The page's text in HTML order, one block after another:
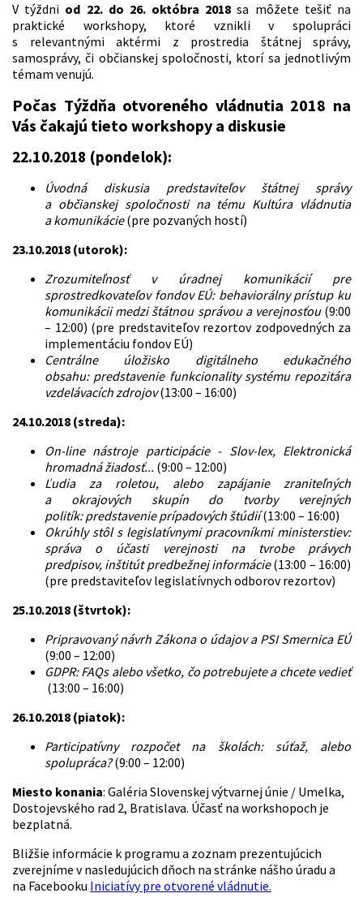
V týždni od 22. do 26. októbra 2018 sa môžete tešiť na
praktické workshopy, ktoré vznikli v spolupráci
s relevantnými aktérmi z prostredia štátnej správy,
samosprávy, či občianskej spoločnosti, ktorí sa jednotlivým
témam venujú.
Počas Týždňa otvoreného vládnutia 2018 na
Vás čakajú tieto workshopy a diskusie
22.10.2018 (pondelok):
Úvodná diskusia predstaviteľov štátnej správy
a občianskej spoločnosti na tému Kultúra vládnutia
a komunikácie(pre pozvaných hostí)
23.10.2018 (utorok):
Zrozumiteľnosť v úradnej komunikácií pre
sprostredkovateľov fondov EÚ: behaviorálny prístup ku
komunikácii medzi štátnou správou a verejnosťou (9:00
– 12:00) (pre predstaviteľov rezortov zodpovedných za
implementáciu fondov EÚ)
Centrálne úložisko digitálneho edukačného
obsahu: predstavenie funkcionality systému repozitára
vzdelávacích zdrojov(13:00 – 16:00)
24.10.2018 (streda):
On-line nástroje participácie - Slov-lex, Elektronická
hromadná žiadosť... (9:00 – 12:00)
Ľudia za roletou, alebo zapájanie zraniteľných
a okrajových skupín do tvorby verejných
politík: predstavenie prípadových štúdií(13:00 – 16:00)
Okrúhly stôl s legislatívnymi pracovníkmi ministerstiev:
správa o účasti verejnosti na tvrobe právych
predpisov, inštitút predbežnej informácie(13:00 – 16:00)
(pre predstaviteľov legislatívnych odborov rezortov)
25.10.2018 (štvrtok):
Pripravovaný návrh Zákona o údajov a PSI Smernica EÚ
(9:00 – 12:00)
GDPR: FAQs alebo všetko, čo potrebujete a chcete vedieť
(13:00 – 16:00)
26.10.2018 (piatok):
Participatívny rozpočet na školách: súťaž, alebo
spolupráca?(9:00 – 12:00)
Miesto konania: Galéria Slovenskej výtvarnej únie / Umelka,
Dostojevského rad 2, Bratislava. Účasť na workshopoch je
bezplatná.
Bližšie informácie k programu a zoznam prezentujúcich
zverejníme v nasledujúcich dňoch na stránke nášho úradu a
na Facebooku Iniciatívy pre otvorené vládnutie.